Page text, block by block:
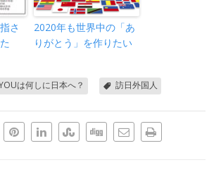
さ
2020年も世界中の「あ
りがとう」を作りたい
は何しに日本へ？ 訪日外国人